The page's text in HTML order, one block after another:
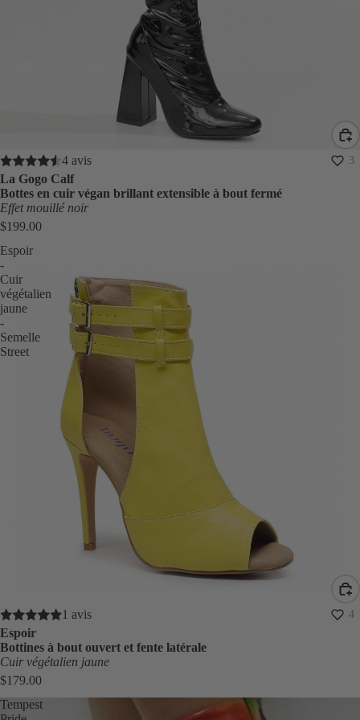
4 avis 3
La Gogo Calf
Bottes en cuir végan brillant extensible à bout fermé
Effet mouillé noir
$199.00
Espoir
-
Cuir
végétalien
jaune
-
Semelle
Street
1 avis 4
Espoir
Bottines à bout ouvert et fente latérale
Cuir végétalien jaune
$179.00
Tempest